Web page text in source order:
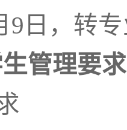
9 日，转
管理要求